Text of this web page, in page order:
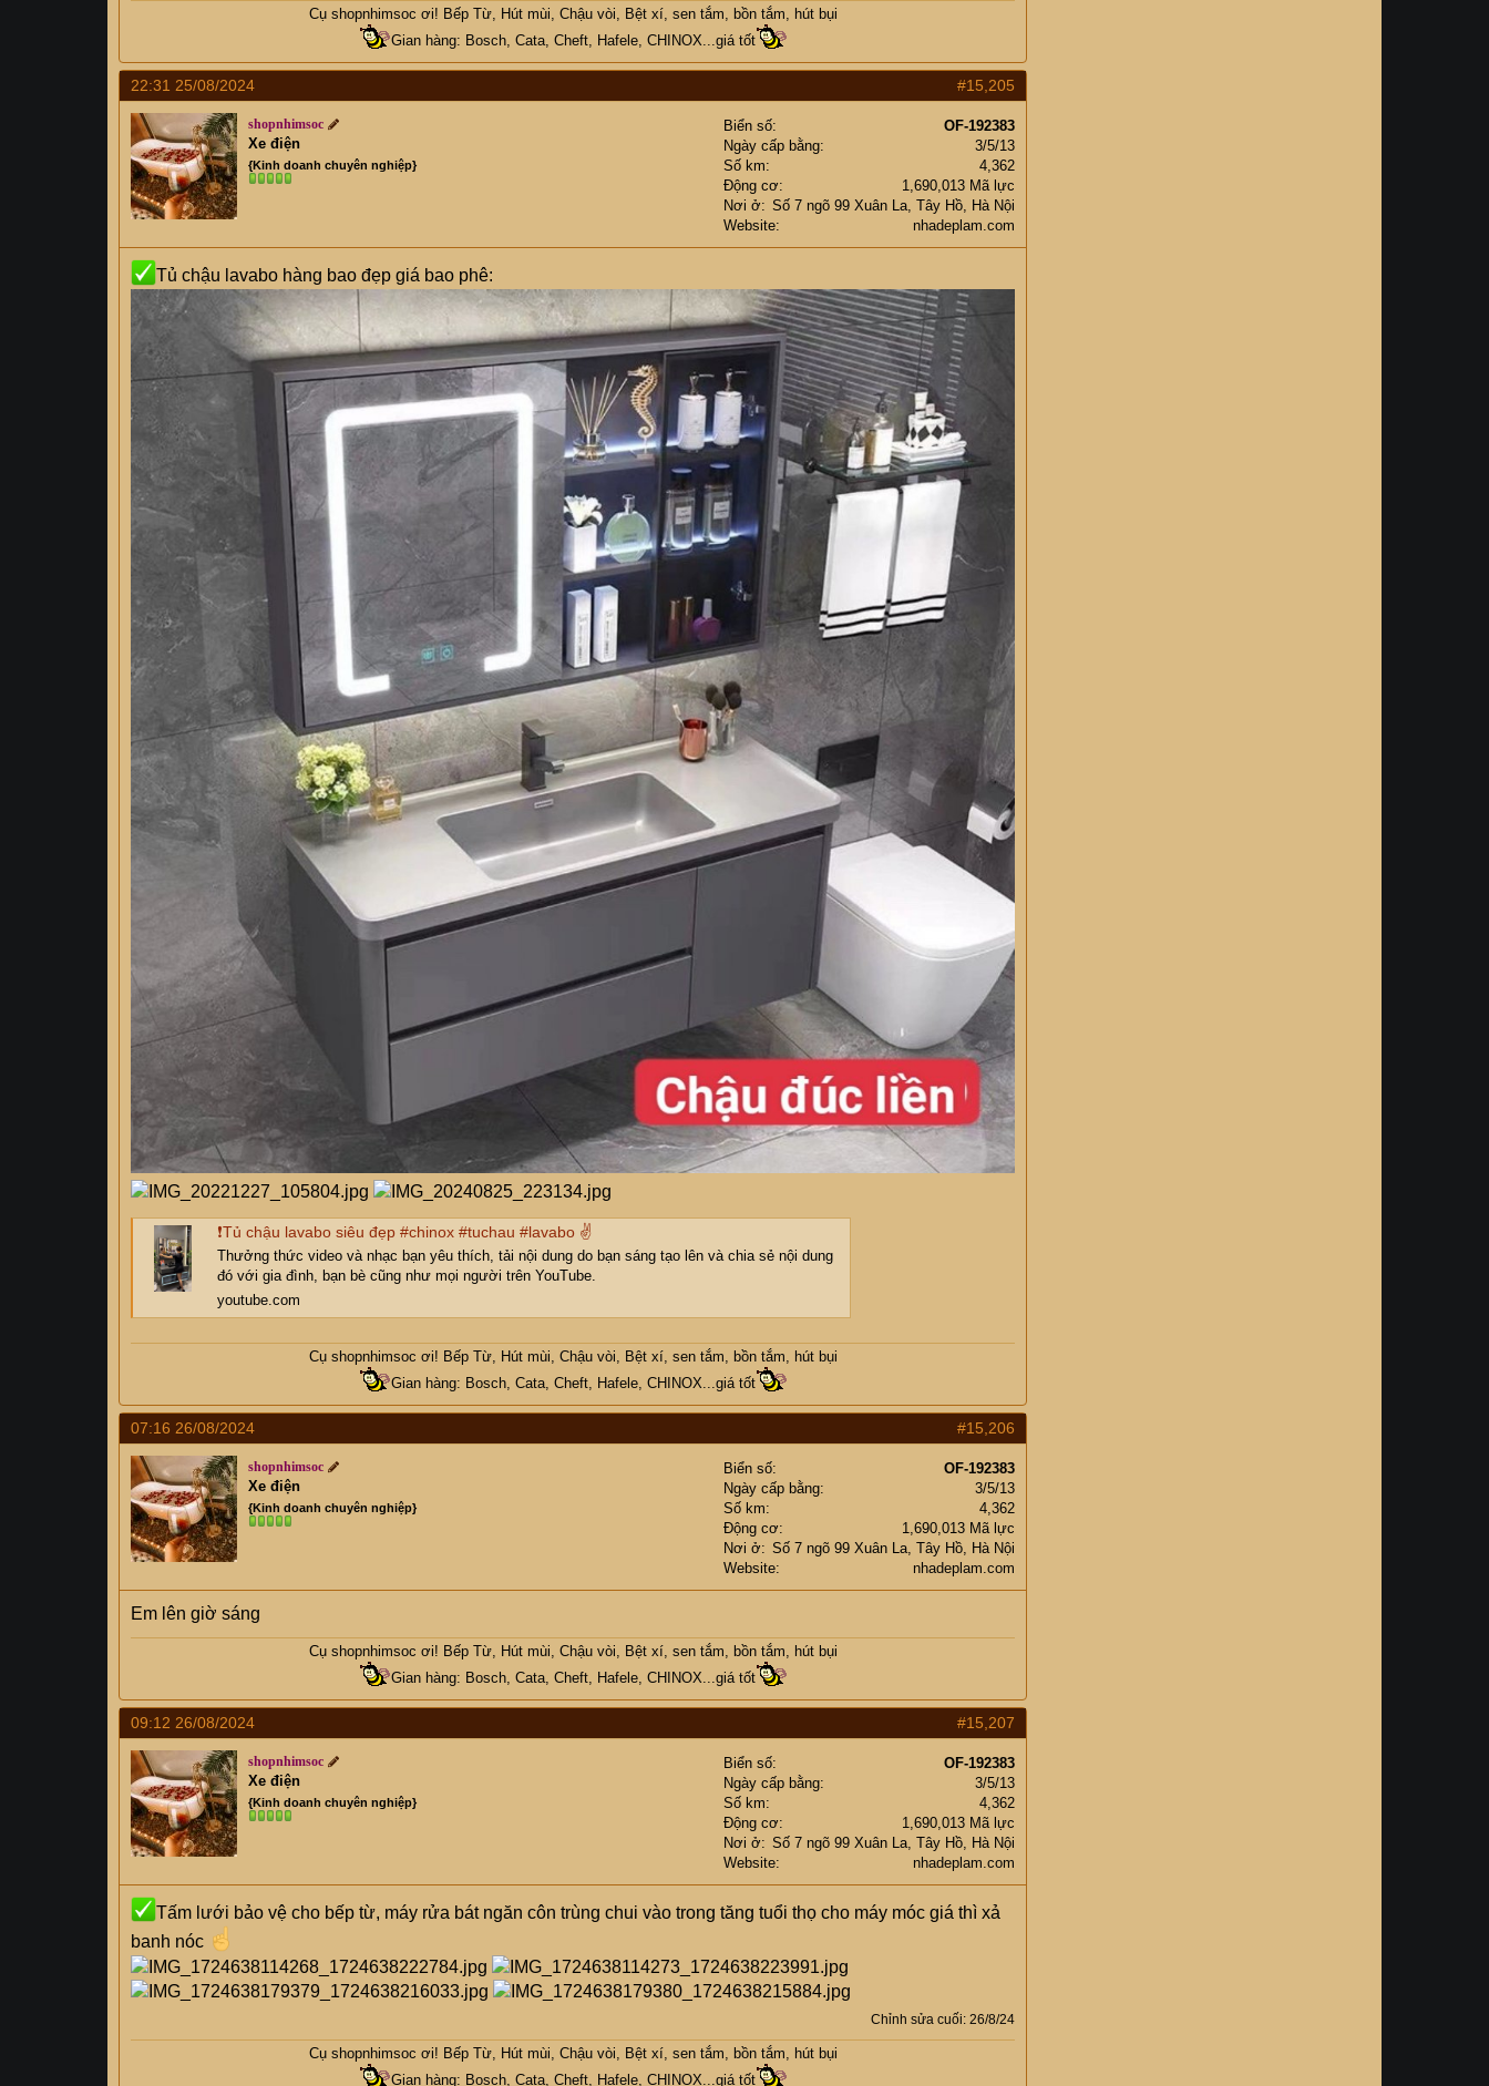
Cụ shopnhimsoc ơi! Bếp Từ, Hút mùi, Chậu vòi, Bệt xí, sen tắm, bồn tắm, hút bụi
Gian hàng: Bosch, Cata, Cheft, Hafele, CHINOX...giá tốt
22:31 25/08/2024 #15,205
shopnhimsoc
Xe điện
{Kinh doanh chuyên nghiệp}
Biển số
OF-192383
Ngày cấp bằng
3/5/13
Số km
4,362
Động cơ
1,690,013 Mã lực
Nơi ở
Số 7 ngõ 99 Xuân La, Tây Hồ, Hà Nội
Website
nhadeplam.com
Tủ chậu lavabo hàng bao đẹp giá bao phê:
❗Tủ chậu lavabo siêu đẹp #chinox #tuchau #lavabo ✌
Thưởng thức video và nhạc bạn yêu thích, tải nội dung do bạn sáng tạo lên và chia sẻ nội dung
đó với gia đình, bạn bè cũng như mọi người trên YouTube.
youtube.com
Cụ shopnhimsoc ơi! Bếp Từ, Hút mùi, Chậu vòi, Bệt xí, sen tắm, bồn tắm, hút bụi
Gian hàng: Bosch, Cata, Cheft, Hafele, CHINOX...giá tốt
07:16 26/08/2024 #15,206
shopnhimsoc
Xe điện
{Kinh doanh chuyên nghiệp}
Biển số
OF-192383
Ngày cấp bằng
3/5/13
Số km
4,362
Động cơ
1,690,013 Mã lực
Nơi ở
Số 7 ngõ 99 Xuân La, Tây Hồ, Hà Nội
Website
nhadeplam.com
Em lên giờ sáng
Cụ shopnhimsoc ơi! Bếp Từ, Hút mùi, Chậu vòi, Bệt xí, sen tắm, bồn tắm, hút bụi
Gian hàng: Bosch, Cata, Cheft, Hafele, CHINOX...giá tốt
09:12 26/08/2024 #15,207
shopnhimsoc
Xe điện
{Kinh doanh chuyên nghiệp}
Biển số
OF-192383
Ngày cấp bằng
3/5/13
Số km
4,362
Động cơ
1,690,013 Mã lực
Nơi ở
Số 7 ngõ 99 Xuân La, Tây Hồ, Hà Nội
Website
nhadeplam.com
Tấm lưới bảo vệ cho bếp từ, máy rửa bát ngăn côn trùng chui vào trong tăng tuổi thọ cho máy móc giá thì xả
banh nóc
Chỉnh sửa cuối: 26/8/24
Cụ shopnhimsoc ơi! Bếp Từ, Hút mùi, Chậu vòi, Bệt xí, sen tắm, bồn tắm, hút bụi
Gian hàng: Bosch, Cata, Cheft, Hafele, CHINOX...giá tốt